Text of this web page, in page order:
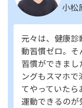
小松
元々は、健康
動習慣ゼロ。
習慣ができま
ングもスマホ
てやっていた
運動できるのが